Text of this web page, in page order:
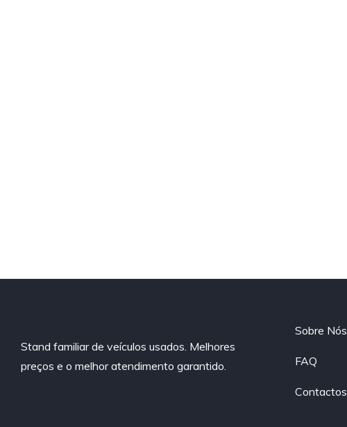
Stand familiar de veículos usados. Melhores
preços e o melhor atendimento garantido.
Sobre Nós
FAQ
Contactos